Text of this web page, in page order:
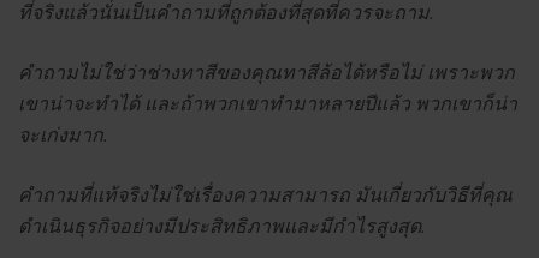
ที่จริงแล้วนั่นเป็นคำถามที่ถูกต้องที่สุดที่ควรจะถาม.
คำถามไม่ใช่ว่าช่างทาสีของคุณทาสีล้อได้หรือไม่ เพราะพวก
เขาน่าจะทำได้ และถ้าพวกเขาทำมาหลายปีแล้ว พวกเขาก็น่า
จะเก่งมาก.
คำถามที่แท้จริงไม่ใช่เรื่องความสามารถ มันเกี่ยวกับวิธีที่คุณ
ดำเนินธุรกิจอย่างมีประสิทธิภาพและมีกำไรสูงสุด.